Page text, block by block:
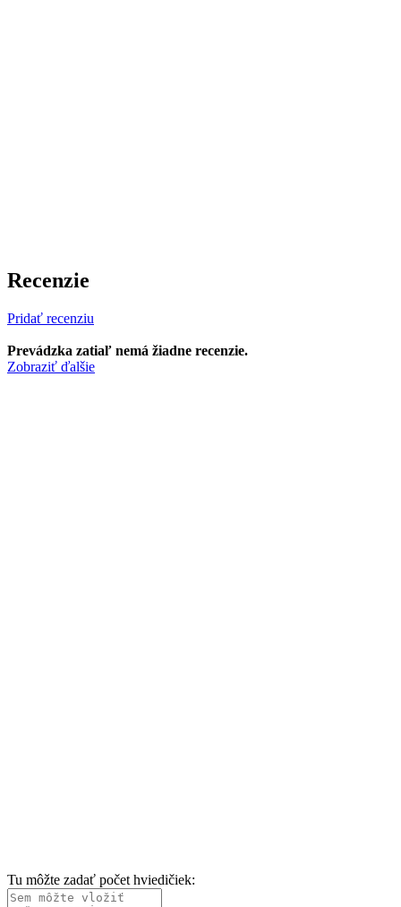
Recenzie
Pridať recenziu
Prevádzka zatiaľ nemá žiadne recenzie.
Zobraziť ďalšie
Tu môžte zadať počet hviedičiek: